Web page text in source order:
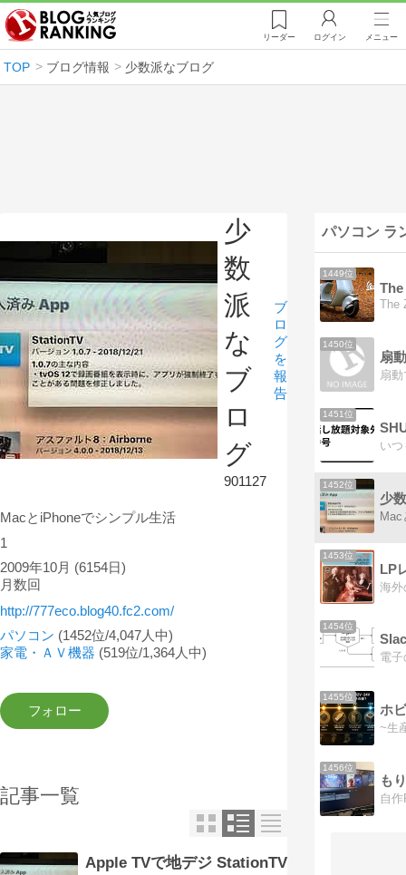
リーダー ログイン メニュー
TOP ブログ情報 少数派なブログ
少
数
派
な
ブ
ロ
グ
901127
ブ
ロ
グ
を
報
告
MacとiPhoneでシンプル生活
1
2009年10月 (6154日)
月数回
http://777eco.blog40.fc2.com/
パソコン (1452位/4,047人中)
家電・ＡＶ機器 (519位/1,364人中)
記事一覧
Apple TVで地デジ StationTV
パソコン ラ
1449位
The
1450位
扇
扇
1451位
1452位
少
Mac
1453位
LP
1454位
電
1455位
~生
1456位
も